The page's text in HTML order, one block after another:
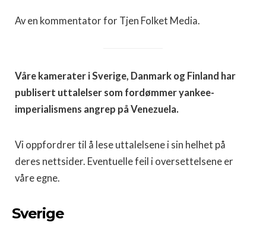
Av en kommentator for Tjen Folket Media.
Våre kamerater i Sverige, Danmark og Finland har
publisert uttalelser som fordømmer yankee-
imperialismens angrep på Venezuela.
Vi oppfordrer til å lese uttalelsene i sin helhet på
deres nettsider. Eventuelle feil i oversettelsene er
våre egne.
Sverige